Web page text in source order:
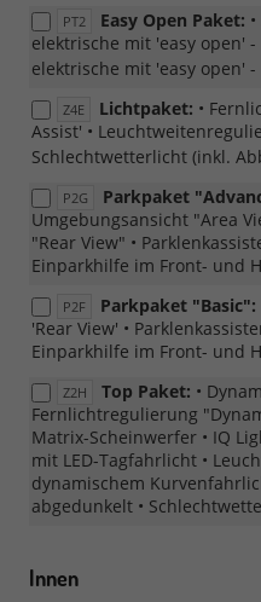
2026
PT2 Easy Open Paket:
elektrische mit 'easy open'
elektrische mit 'easy open' -
Z4E Lichtpaket: •
Assist' •
Schlechtwetterlicht (inkl.
P2G Parkpaket
Umgebungsansicht "Area
"Rear View" •
Einparkhilfe im Front- und
P2F Parkpaket "Basic":
'Rear View' •
Einparkhilfe im Front- und
Z2H Top Paket: •
Fernlichtregulierung
Matrix-Scheinwerfer • IQ
mit LED-Tagfahrlicht •
dynamischem
abgedunkelt •
Innen